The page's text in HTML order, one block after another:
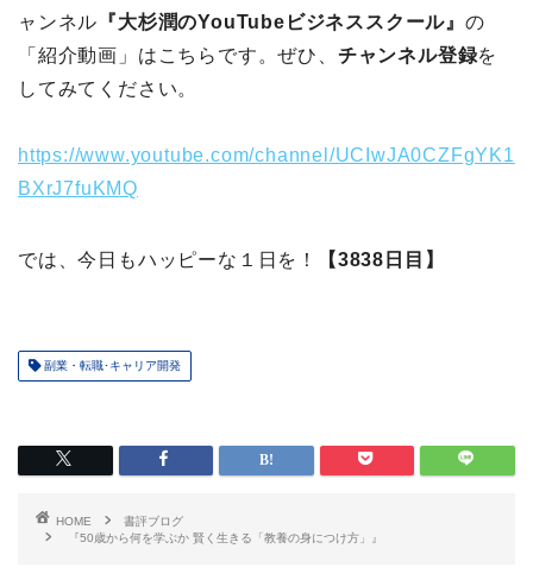
ャンネル 『大杉潤のYouTubeビジネススクール』の
「紹介動画」はこちらです。ぜひ、 チャンネル登録を
してみてください。
https://www.youtube.com/channel/UCIwJA0CZFgYK1
BXrJ7fuKMQ
では、今日もハッピーな１日を！ 【3838日目】
副業・転職･キャリア開発
HOME
書評ブログ
『50歳から何を学ぶか 賢く生きる「教養の身につけ方」』